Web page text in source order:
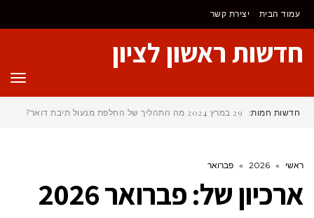
לתוכן
עמוד הבית יצירת קשר
חדשות ראשון לציון
חדשות חמות: 29 במרץ 2024 מה התהליך של החלפת מנעול תיבת דואר?
ראשי »
2026
» פברואר
ארכיון של:פברואר 2026